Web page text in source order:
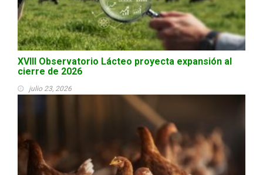
XVIII Observatorio Lácteo proyecta expansión al
cierre de 2026
julio 23, 2026